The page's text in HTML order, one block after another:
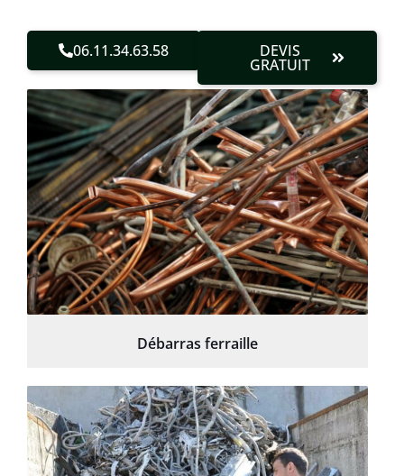
06.11.34.63.58 DEVIS
GRATUIT
Débarras ferraille